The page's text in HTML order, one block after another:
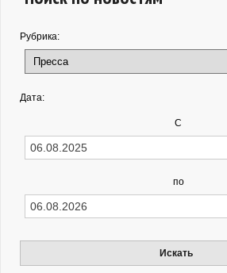
Рубрика:
Дата:
С
по
Искать